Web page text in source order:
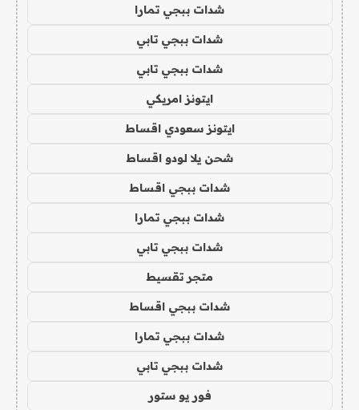
شدات ببجي تمارا
شدات ببجي تابي
شدات ببجي تابي
ايتونز امريكي
ايتونز سعودي اقساط
شحن يلا لودو اقساط
شدات ببجي اقساط
شدات ببجي تمارا
شدات ببجي تابي
متجر تقسيط
شدات ببجي اقساط
شدات ببجي تمارا
شدات ببجي تابي
فور يو ستور